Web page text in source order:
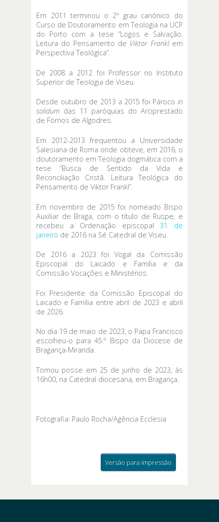
Em 2011 terminou o 2º grau canónico do
Curso de Doutoramento em Teologia na UCP
do Porto com a tese “Logos e Salvação.
Leitura do Pensamento de Viktor Franklem
Perspectiva Teológica”.
De 2008 a 2012 foi Professor no Instituto
Superior de Teologia de Viseu.
Desde outubro de 2013 a 2015 foi Pároco in
solidum das 11 paróquias do Arciprestado
de Fornos de Algodres.
Em 2012-2013 frequentou a Universidade
Salesiana de Roma onde obteve, em 2016, o
doutoramento em Teologia dogmática com a
tese “Busca de Sentido da Vida e
Reconciliação Cristã. Leitura Teológica do
Pensamento de Viktor Frankl”.
Em novembro de 2015 foi nomeado Bispo
Auxiliar de Braga, com o título de Ruspe, e
recebeu a Ordenação episcopal31 de
janeiro de 2016 na Sé Catedral de Viseu.
De 2016 a 2023 foi Vogal da Comissão
Episcopal do Laicado e Família e da
Comissão Vocações e Ministérios.
Foi Presidente da Comissão Episcopal do
Laicado e Família entre abril de 2023 e abril
de 2026.
No dia 19 de maio de 2023, o Papa Francisco
escolheu-o para 45.º Bispo da Diocese de
Bragança-Miranda.
Tomou posse em 25 de junho de 2023, às
16h00, na Catedral diocesana, em Bragança.
Fotografia: Paulo Rocha/Agência Ecclesia
Versão para impressão